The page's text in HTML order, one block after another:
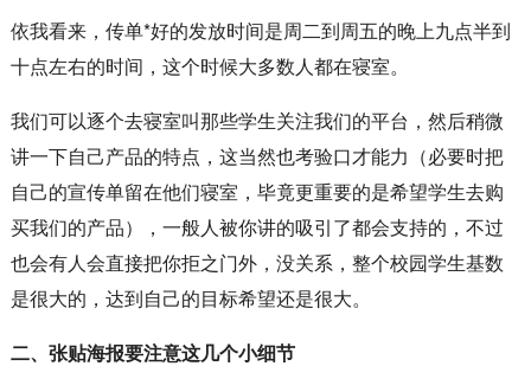
依我看来，传单*好的发放时间是周二到周五的晚上九点半到
十点左右的时间，这个时候大多数人都在寝室。
我们可以逐个去寝室叫那些学生关注我们的平台，然后稍微
讲一下自己产品的特点，这当然也考验口才能力（必要时把
自己的宣传单留在他们寝室，毕竟更重要的是希望学生去购
买我们的产品），一般人被你讲的吸引了都会支持的，不过
也会有人会直接把你拒之门外，没关系，整个校园学生基数
是很大的，达到自己的目标希望还是很大。
二、张贴海报要注意这几个小细节